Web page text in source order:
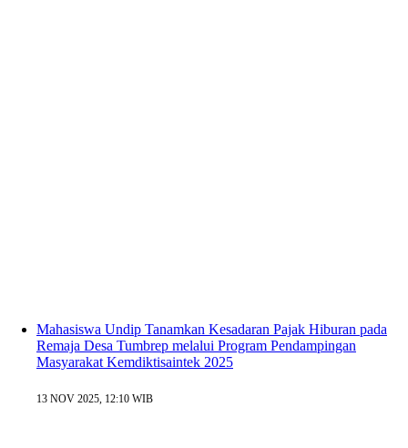
Mahasiswa Undip Tanamkan Kesadaran Pajak Hiburan pada
Remaja Desa Tumbrep melalui Program Pendampingan
Masyarakat Kemdiktisaintek 2025
13 NOV 2025, 12:10 WIB